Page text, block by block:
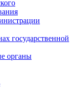
государственной
органы